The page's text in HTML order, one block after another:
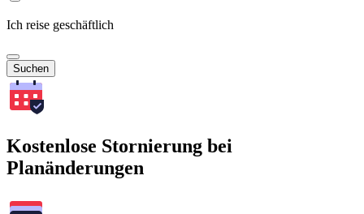
Ich reise geschäftlich
Suchen
Kostenlose Stornierung bei
Planänderungen